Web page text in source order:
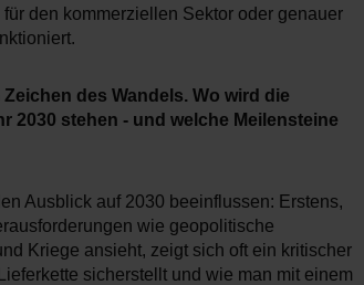
den kommerziellen Sektor oder genauer
des Wandels. Wo wird die
2030 stehen - und welche Meilensteine
Ausblick auf 2030 beeinflussen: Erstens,
wie geopolitische
Kriege ansieht, zeigt sich oft ein kritischer
sicherstellt und wie man mit einem